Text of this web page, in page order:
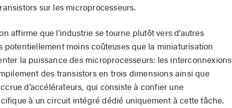
sur les microprocesseurs.
affirme que l’industrie se tourne plutôt vers d’autres
potentiellement moins coûteuses que la miniaturisation
la puissance des microprocesseurs: les interconnexions
des transistors en trois dimensions ainsi que
d’accélérateurs, qui consiste à confier une
à un circuit intégré dédié uniquement à cette tâche.